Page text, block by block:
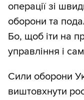
операції зі
оборони та
Бо, щоб іти на
управління і
Сили оборони
виштовхнути